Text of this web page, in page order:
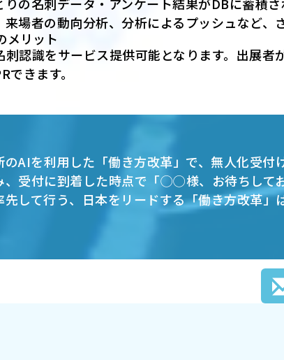
来場者の動向分析、分析によるプッシュなど、
メリット
刺認識をサービス提供可能となります。出展
できます。
のAIを利用した「働き方改革」で、無人化受
、受付に到着した時点で「◯◯様、お待ちして
先して行う、日本をリードする「働き方改革